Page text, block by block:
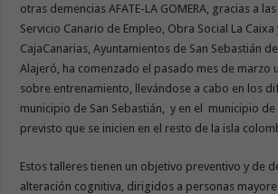
otras demencias AFATE-LA GOMERA, gracias a
Servicio Canario de Empleo, Obra Social La Caixa
CajaCanarias, Ayuntamientos de San Sebastián
Alajeró, ha comenzado el pasado mes de marzo
sobre entrenamiento, llevándose a cabo en los
municipio de San Sebastián, y en el municipio
previsto que se inicien en el resto de la isla
Estos talleres tienen un objetivo preventivo y de
alteración cognitiva, dirigidos a personas